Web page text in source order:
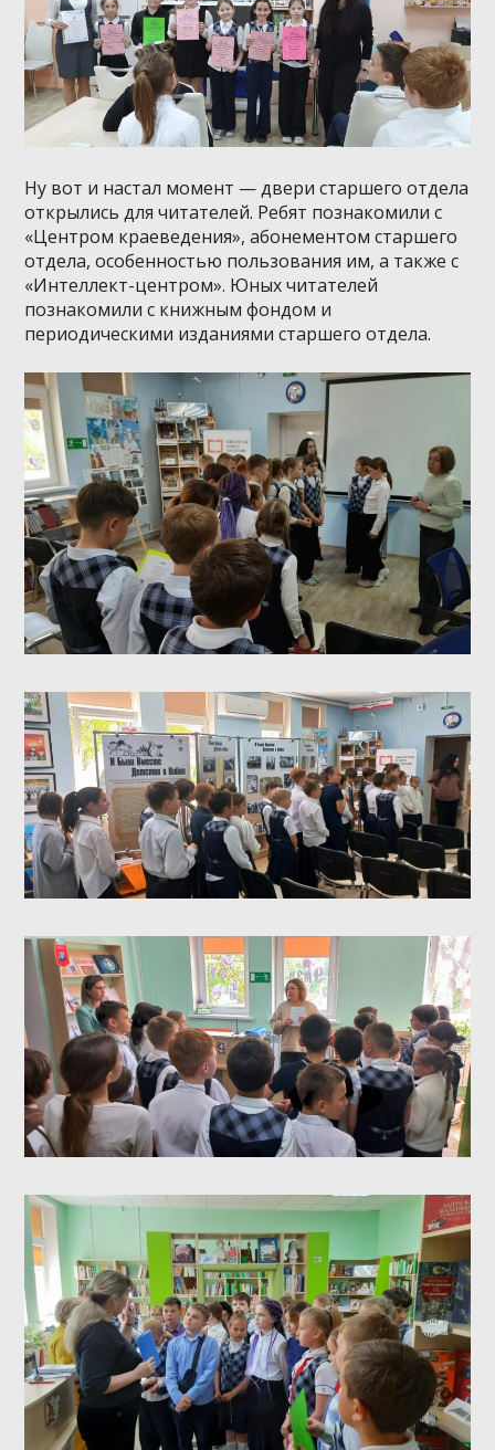
Ну вот и настал момент — двери старшего отдела
открылись для читателей. Ребят познакомили с
«Центром краеведения», абонементом старшего
отдела, особенностью пользования им, а также с
«Интеллект-центром». Юных читателей
познакомили с книжным фондом и
периодическими изданиями старшего отдела.